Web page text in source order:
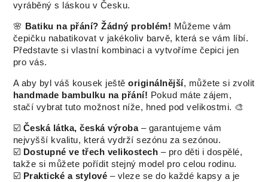
vyráběný s láskou v Česku.
🌸 Batiku na přání? Žádný problém! Můžeme vám
čepičku nabatikovat v jakékoliv barvě, která se vám líbí.
Představte si vlastní kombinaci a vytvoříme čepici jen
pro vás.
A aby byl váš kousek ještěoriginálnější, můžete si zvolit
handmade bambulku na přání! Pokud máte zájem,
stačí vybrat tuto možnost níže, hned pod velikostmi. 🎨
☑️ Česká látka, česká výroba– garantujeme vám
nejvyšší kvalitu, která vydrží sezónu za sezónou.
☑️ Dostupné ve třech velikostech – pro děti i dospělé,
takže si můžete pořídit stejný model pro celou rodinu.
☑️ Praktické a stylové – vleze se do každé kapsy a je